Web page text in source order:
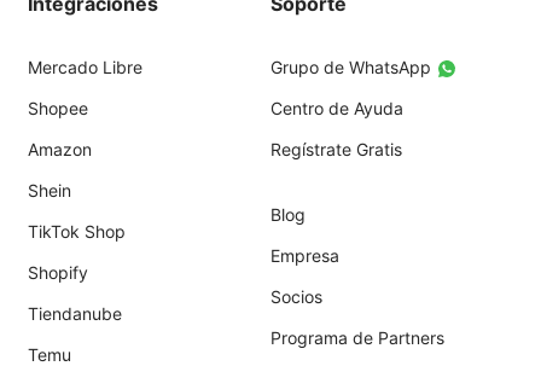
Mercado Libre
Shopee
Amazon
Shein
TikTok Shop
Shopify
Tiendanube
Temu
Grupo de WhatsApp
Centro de Ayuda
Regístrate Gratis
Blog
Empresa
Socios
Programa de Partners